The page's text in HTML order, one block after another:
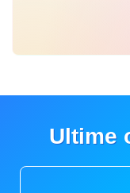
Ultime